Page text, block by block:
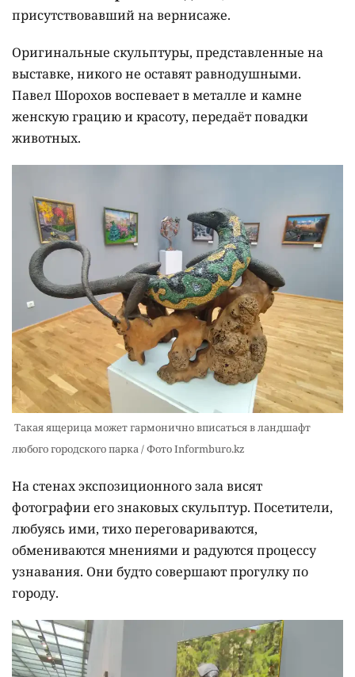
присутствовавший на вернисаже.
Оригинальные скульптуры, представленные на
выставке, никого не оставят равнодушными.
Павел Шорохов воспевает в металле и камне
женскую грацию и красоту, передаёт повадки
животных.
Такая ящерица может гармонично вписаться в ландшафт
любого городского парка / Фото Informburo.kz
На стенах экспозиционного зала висят
фотографии его знаковых скульптур. Посетители,
любуясь ими, тихо переговариваются,
обмениваются мнениями и радуются процессу
узнавания. Они будто совершают прогулку по
городу.